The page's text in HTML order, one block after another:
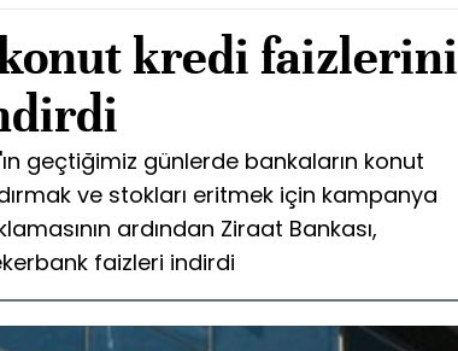
kredi faizlerini
geçtiğimiz günlerde bankaların konut
ve stokları eritmek için kampanya
ardından Ziraat Bankası,
faizleri indirdi